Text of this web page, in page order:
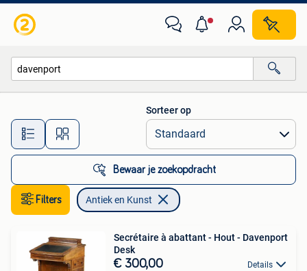
Alle afstanden…
Sorteer op
Bewaar je zoekopdracht
Filters Antiek en Kunst
Secrétaire à abattant - Hout - Davenport
Desk
€ 300,00 Details